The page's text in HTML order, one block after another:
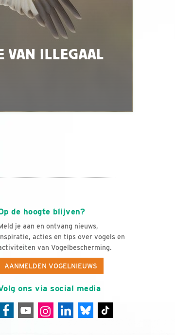
VAN ILLEGAAL
de hoogte blijven?
je aan en ontvang nieuws,
acties en tips over vogels en
van Vogelbescherming.
AANMELDEN VOGELNIEUWS
ons via social media